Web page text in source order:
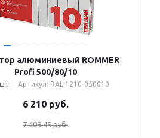
алюминиевый ROMMER
Profi 500/80/10
Артикул: RAL-1210-050010
6 210руб.
7 409.45 руб.